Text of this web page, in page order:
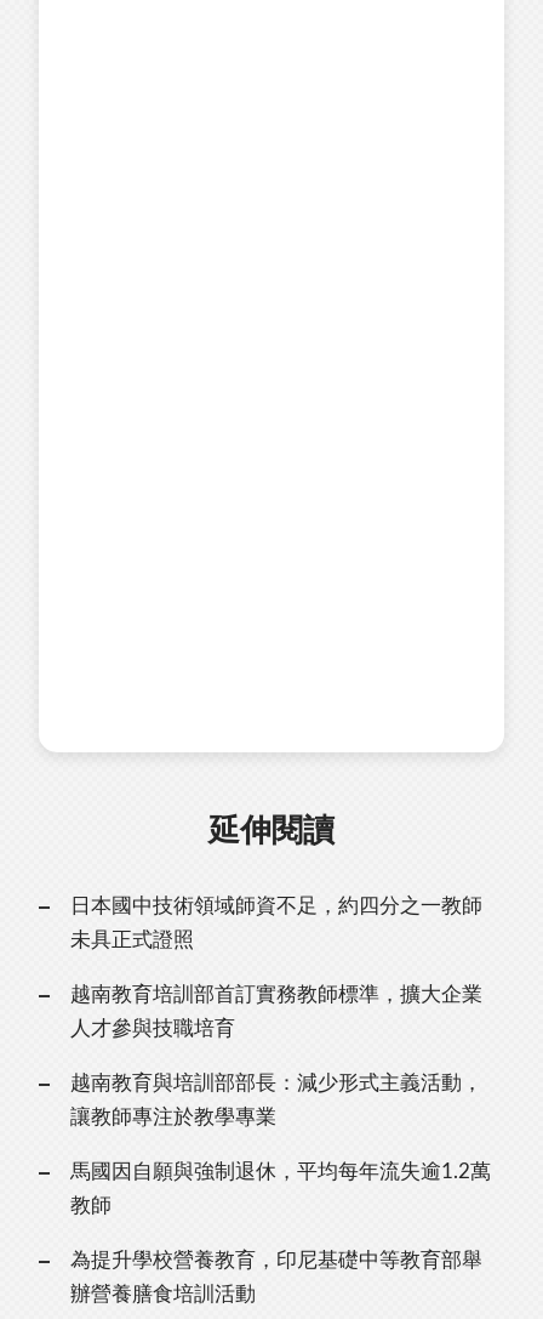
延伸閱讀
日本國中技術領域師資不足，約四分之一教師
未具正式證照
越南教育培訓部首訂實務教師標準，擴大企業
人才參與技職培育
越南教育與培訓部部長：減少形式主義活動，
讓教師專注於教學專業
馬國因自願與強制退休，平均每年流失逾1.2萬
教師
為提升學校營養教育，印尼基礎中等教育部舉
辦營養膳食培訓活動